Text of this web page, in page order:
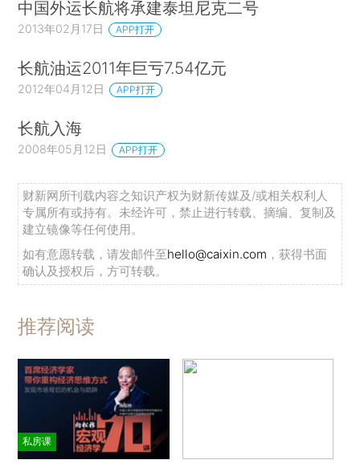
中国外运长航将承建泰坦尼克二号
2013年02月17日 APP打开
长航油运2011年巨亏7.54亿元
2012年04月12日 APP打开
长航入海
2008年05月12日 APP打开
财新网所刊载内容之知识产权为财新传媒及/或相关权利人
专属所有或持有。未经许可，禁止进行转载、摘编、复制及
建立镜像等任何使用。
如有意愿转载，请发邮件至hello@caixin.com ，获得书面
确认及授权后，方可转载。
推荐阅读
私房课